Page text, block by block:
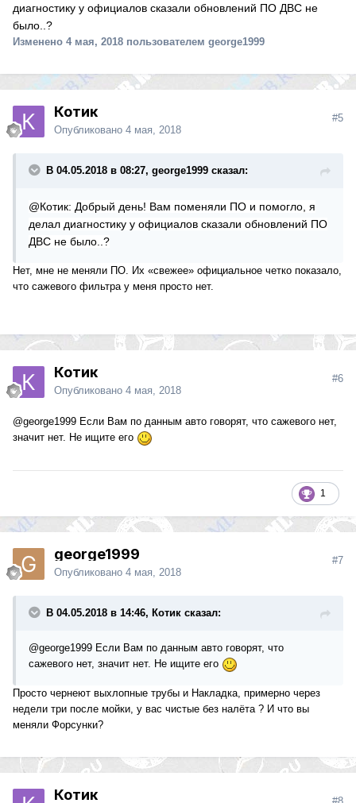
диагностику у официалов сказали обновлений ПО ДВС не
было..?
Изменено 4 мая, 2018 пользователем george1999
Котик
Опубликовано 4 мая, 2018
#5
В 04.05.2018 в 08:27, george1999 сказал:
@Котик: Добрый день! Вам поменяли ПО и помогло, я
делал диагностику у официалов сказали обновлений ПО
ДВС не было..?
Нет, мне не меняли ПО. Их «свежее» официальное четко показало,
что сажевого фильтра у меня просто нет.
Котик
Опубликовано 4 мая, 2018
#6
@george1999 Если Вам по данным авто говорят, что сажевого нет,
значит нет. Не ищите его
1
george1999
Опубликовано 4 мая, 2018
#7
В 04.05.2018 в 14:46, Котик сказал:
@george1999 Если Вам по данным авто говорят, что
сажевого нет, значит нет. Не ищите его
Просто чернеют выхлопные трубы и Накладка, примерно через
недели три после мойки, у вас чистые без налёта ? И что вы
меняли Форсунки?
Котик